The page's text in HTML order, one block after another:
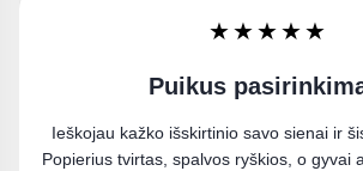
★★★★★
Labai
Užsisakiau paveikslą ant drobės ir
pirkiniu. Puikiai įsilieja į